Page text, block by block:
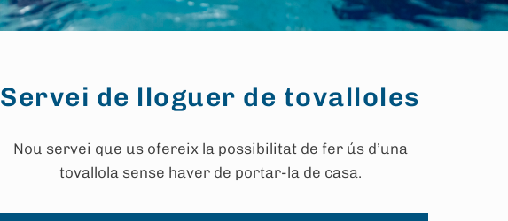
Servei de lloguer de tovalloles
Nou servei que us ofereix la possibilitat de fer ús d’una
tovallola sense haver de portar-la de casa.